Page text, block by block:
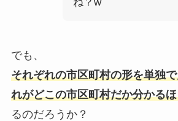
でも、
それぞれの市区町村の形を単独
れがどこの市区町村だか分かる
るのだろうか？